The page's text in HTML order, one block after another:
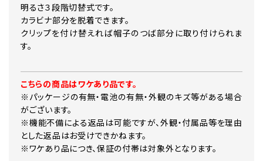
明るさ３段階切替式です。
カラビナ部分を脱着できます。
クリップを付け替えれば帽子のつば部分に取り付けられま
す。
こちらの商品はワケあり品です。
※パッケージの有無・電池の有無・外観のキズ等がある場合
がございます。
※機能不備による返品は可能ですが、外観・付属品等を理由
とした返品はお受けできかねます。
※ワケあり品につき、保証の付帯は対象外となります。